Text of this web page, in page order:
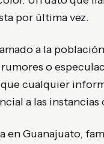
por última vez.
a la
o
cualquier
a las
Guanajuato,